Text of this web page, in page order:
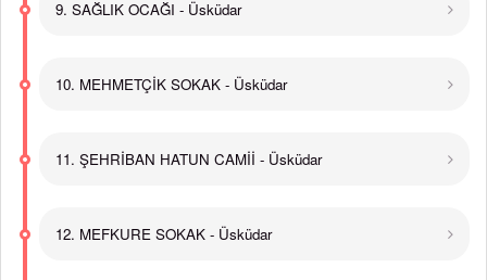
9. SAĞLIK OCAĞI - Üsküdar
10. MEHMETÇİK SOKAK - Üsküdar
11. ŞEHRİBAN HATUN CAMİİ - Üsküdar
12. MEFKURE SOKAK - Üsküdar